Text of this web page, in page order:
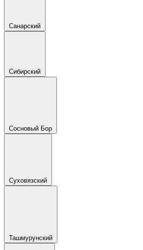
Санарский
Сибирский
Сосновый Бор
Суховязский
Ташмурунский